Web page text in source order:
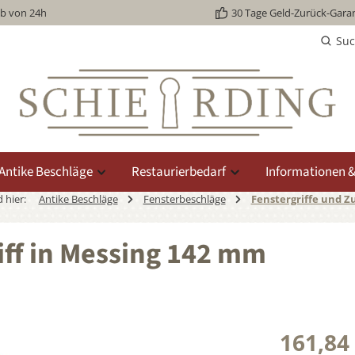
von 24h 30 Tage Geld-Zurück-
Beschläge Restaurierbedarf Informationen
hier: Antike Beschläge Fensterbeschläge Fenstergriffe und
in Messing 142 mm
161,84